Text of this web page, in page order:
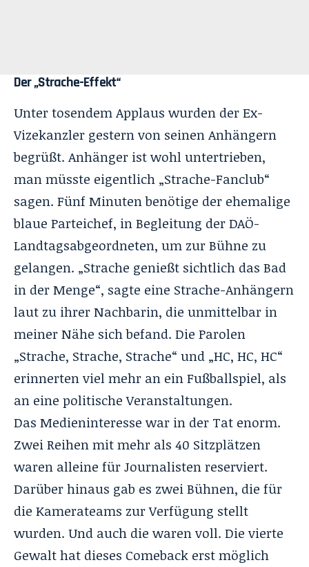
Der „Strache-Effekt“
Unter tosendem Applaus wurden der Ex-
Vizekanzler gestern von seinen Anhängern
begrüßt. Anhänger ist wohl untertrieben,
man müsste eigentlich „Strache-Fanclub“
sagen. Fünf Minuten benötige der ehemalige
blaue Parteichef, in Begleitung der DAÖ-
Landtagsabgeordneten, um zur Bühne zu
gelangen. „Strache genießt sichtlich das Bad
in der Menge“, sagte eine Strache-Anhängern
laut zu ihrer Nachbarin, die unmittelbar in
meiner Nähe sich befand. Die Parolen
„Strache, Strache, Strache“ und „HC, HC, HC“
erinnerten viel mehr an ein Fußballspiel, als
an eine politische Veranstaltungen.
Das Medieninteresse war in der Tat enorm.
Zwei Reihen mit mehr als 40 Sitzplätzen
waren alleine für Journalisten reserviert.
Darüber hinaus gab es zwei Bühnen, die für
die Kamerateams zur Verfügung stellt
wurden. Und auch die waren voll. Die vierte
Gewalt hat dieses Comeback erst möglich